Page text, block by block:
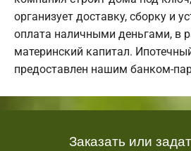
организует доставку, сборку и
оплата наличными деньгами, в
материнский капитал.
предоставлен нашим банком-
Заказать или